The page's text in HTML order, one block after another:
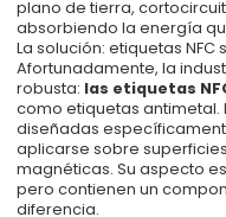
plano de tierra,
absorbiendo la energía
La solución: etiquetas NFC
Afortunadamente, la
robusta: las etiquetas
como etiquetas antimetal.
diseñadas
aplicarse sobre
magnéticas. Su aspecto
pero contienen un
diferencia.